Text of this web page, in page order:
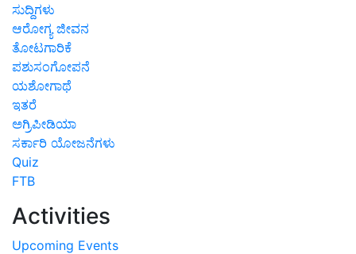
ಸುದ್ದಿಗಳು
ಆರೋಗ್ಯ ಜೀವನ
ತೋಟಗಾರಿಕೆ
ಪಶುಸಂಗೋಪನೆ
ಯಶೋಗಾಥೆ
ಇತರೆ
ಅಗ್ರಿಪೀಡಿಯಾ
ಸರ್ಕಾರಿ ಯೋಜನೆಗಳು
Quiz
FTB
Activities
Upcoming Events